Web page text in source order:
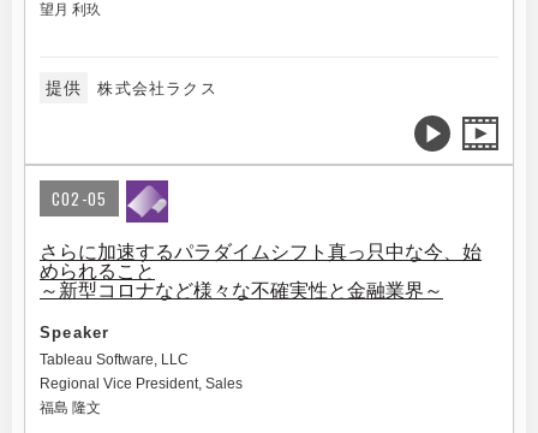
望月 利玖
提供 株式会社ラクス
C02-05
さらに加速するパラダイムシフト真っ只中な今、始
められること
～新型コロナなど様々な不確実性と金融業界～
Speaker
Tableau Software, LLC
Regional Vice President, Sales
福島 隆文